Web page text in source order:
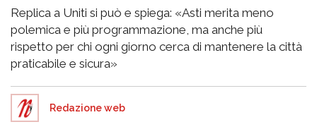
Replica a Uniti si può e spiega: «Asti merita meno
polemica e più programmazione, ma anche più
rispetto per chi ogni giorno cerca di mantenere la città
praticabile e sicura»
Redazione web